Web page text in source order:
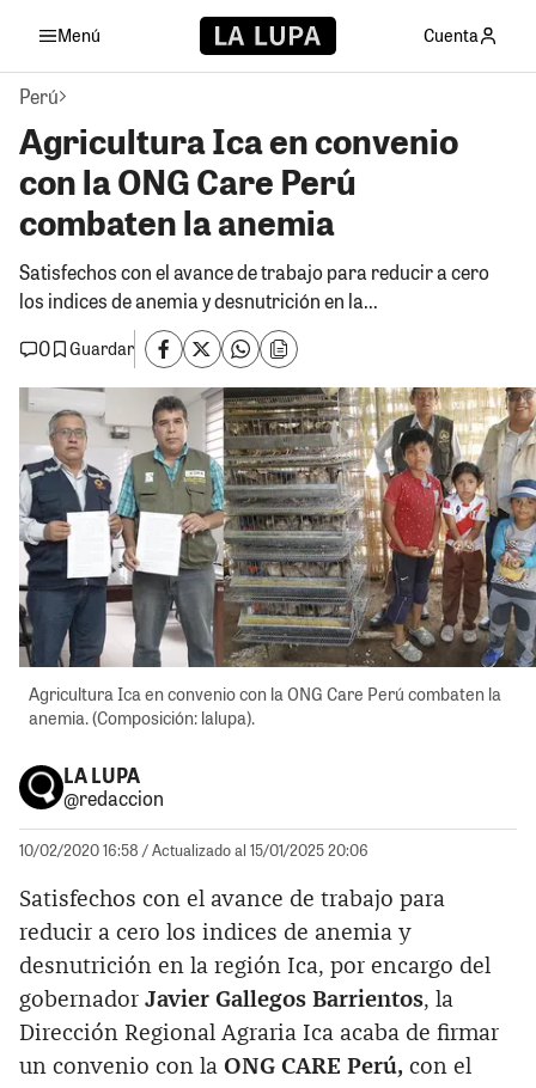
Menú Cuenta
Perú
Agricultura Ica en convenio
con la ONG Care Perú
combaten la anemia
Satisfechos con el avance de trabajo para reducir a cero
los indices de anemia y desnutrición en la...
0
Guardar
Agricultura Ica en convenio con la ONG Care Perú combaten la
anemia. (Composición: lalupa).
LA LUPA
@redaccion
10/02/2020 16:58 / Actualizado al 15/01/2025 20:06
Satisfechos con el avance de trabajo para
reducir a cero los indices de anemia y
desnutrición en la región Ica, por encargo del
gobernador Javier Gallegos Barrientos, la
Dirección Regional Agraria Ica acaba de firmar
un convenio con la ONG CARE Perú, con el